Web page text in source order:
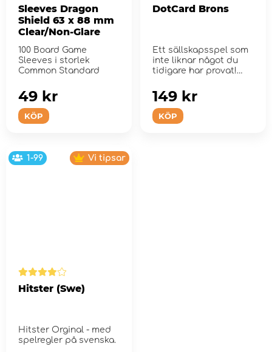
Sleeves Dragon
Shield 63 x 88 mm
Clear/Non-Glare
100 Board Game
Sleeves i storlek
Common Standard
KÖP
49 kr
DotCard Brons
Ett sällskapsspel som
inte liknar något du
tidigare har provat!
KÖP
149 kr
1-99 Vi tipsar
Hitster (Swe)
Hitster Orginal - med
spelregler på svenska.